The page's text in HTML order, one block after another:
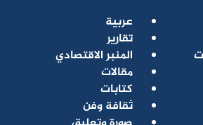
عربية
تقارير
المنبر الاقتصادي
مقالات
كتابات
ثقافة وفن